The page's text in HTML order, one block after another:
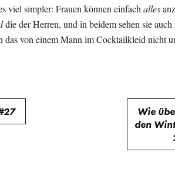
viel simpler: Frauen können einfach alles
die der Herren, und in beidem sehen sie auch
das von einem Mann im Cocktailkleid nicht
Wie
den